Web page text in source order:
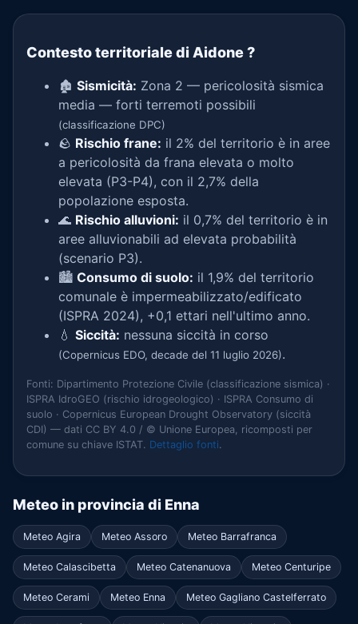
Contesto territoriale di Aidone?
🏚️ Sismicità: Zona 2 — pericolosità sismica
media — forti terremoti possibili
(classificazione DPC)
🪨 Rischio frane: il 2% del territorio è in aree
a pericolosità da frana elevata o molto
elevata (P3-P4), con il 2,7% della
popolazione esposta.
🌊 Rischio alluvioni: il 0,7% del territorio è in
aree alluvionabili ad elevata probabilità
(scenario P3).
🏙️ Consumo di suolo: il 1,9% del territorio
comunale è impermeabilizzato/edificato
(ISPRA 2024), +0,1 ettari nell'ultimo anno.
💧 Siccità: nessuna siccità in corso
(Copernicus EDO, decade del 11 luglio 2026).
Fonti: Dipartimento Protezione Civile (classificazione sismica) ·
ISPRA IdroGEO (rischio idrogeologico) · ISPRA Consumo di
suolo · Copernicus European Drought Observatory (siccità
CDI) — dati CC BY 4.0 / © Unione Europea, ricomposti per
comune su chiave ISTAT. Dettaglio fonti.
Meteo in provincia di Enna
Meteo Agira Meteo Assoro Meteo Barrafranca
Meteo Calascibetta Meteo Catenanuova Meteo Centuripe
Meteo Cerami Meteo Enna Meteo Gagliano Castelferrato